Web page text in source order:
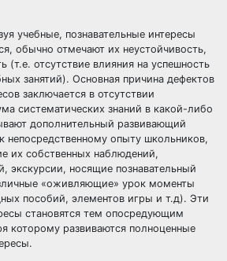
учебные, познавательные интересы
обычно отмечают их неустойчивость,
(т.е. отсутствие влияния на успешность
занятий). Основная причина дефектов
заключается в отсутствии
систематических знаний в какой-либо
дополнительный развивающий
непосредственному опыту школьников,
их собственных наблюдений,
экскурсии, носящие познавательный
«оживляющие» урок моменты
пособий, элементов игры и т.д). Эти
становятся тем опосредующим
которому развиваются полноценные